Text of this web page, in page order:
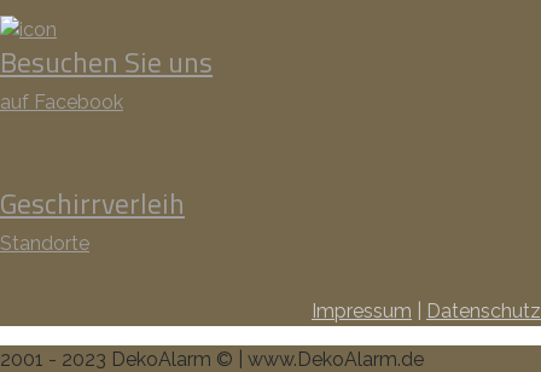
Besuchen Sie uns
auf Facebook
Geschirrverleih
Standorte
Impressum Datenschutz
2001 - 2023 DekoAlarm © | www.DekoAlarm.de